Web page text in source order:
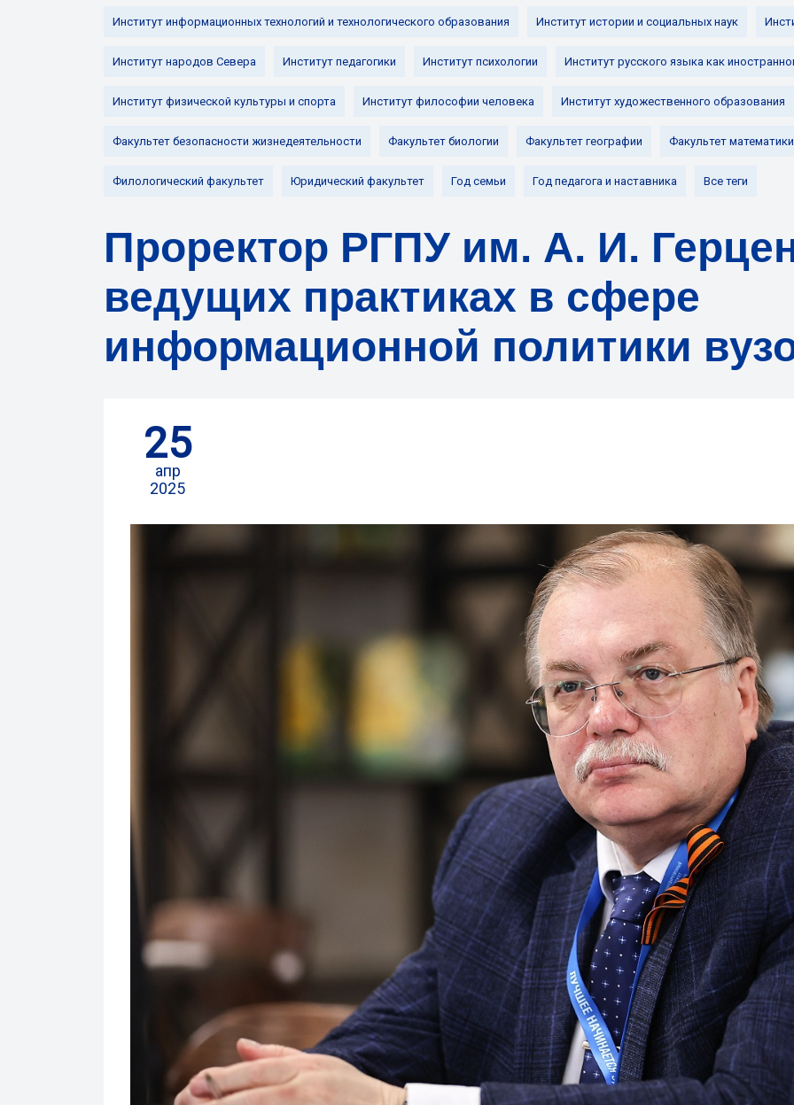
Институт информационных технологий и технологического образования Институт истории и социальных наук
Институт народов Севера Институт педагогики Институт психологии Институт русского языка как
Институт физической культуры и спорта Институт философии человека Институт художественного образования
Факультет безопасности жизнедеятельности Факультет биологии Факультет географии Факультет математики
Филологический факультет Юридический факультет Год семьи Год педагога и наставника Все теги
Проректор РГПУ им. А. И.
ведущих практиках в сфере
информационной политики
25
апр
2025